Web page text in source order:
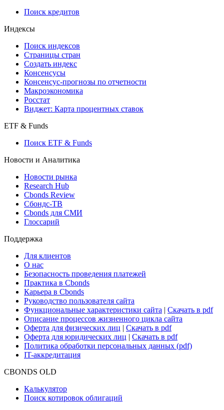
Поиск кредитов
Индексы
Поиск индексов
Страницы стран
Создать индекс
Консенсусы
Консенсус-прогнозы по отчетности
Макроэкономика
Росстат
Виджет: Карта процентных ставок
ETF & Funds
Поиск ETF & Funds
Новости и Аналитика
Новости рынка
Research Hub
Cbonds Review
Сбондс-ТВ
Cbonds для СМИ
Глоссарий
Поддержка
Для клиентов
О нас
Безопасность проведения платежей
Практика в Cbonds
Карьера в Cbonds
Руководство пользователя сайта
Функциональные характеристики сайта | Скачать в pdf
Описание процессов жизненного цикла сайта
Оферта для физических лиц | Скачать в pdf
Оферта для юридических лиц | Скачать в pdf
Политика обработки персональных данных (pdf)
IT-аккредитация
CBONDS OLD
Калькулятор
Поиск котировок облигаций